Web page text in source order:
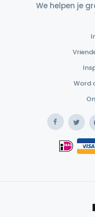
We helpen je
Word
Facebook
iDEAL